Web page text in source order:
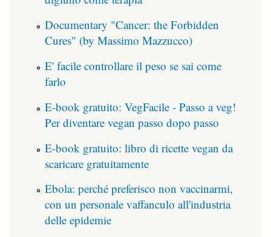
Documentary "Cancer: the Forbidden
Cures" (by Massimo Mazzucco)
E' facile controllare il peso se sai come
farlo
E-book gratuito: VegFacile - Passo a veg!
Per diventare vegan passo dopo passo
E-book gratuito: libro di ricette vegan da
scaricare gratuitamente
Ebola: perché preferisco non vaccinarmi,
con un personale vaffanculo all'industria
delle epidemie